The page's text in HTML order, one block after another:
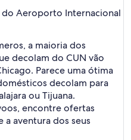
Aeroporto Internacional
a maioria dos
decolam do CUN vão
Parece uma ótima
decolam para
ou Tijuana.
encontre ofertas
a aventura dos seus